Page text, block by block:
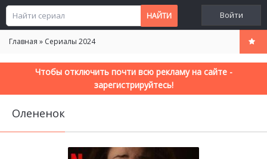
Войти
Главная » Сериалы 2024
Чтобы отключить почти всю рекламу на сайте -
зарегистрируйтесь!
Олененок